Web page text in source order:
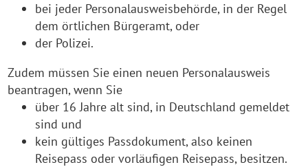
bei jeder Personalausweisbehörde, in der Regel
dem örtlichen Bürgeramt, oder
der Polizei.
Zudem müssen Sie einen neuen Personalausweis
beantragen, wenn Sie
über 16 Jahre alt sind, in Deutschland gemeldet
sind und
kein gültiges Passdokument, also keinen
Reisepass oder vorläufigen Reisepass, besitzen.